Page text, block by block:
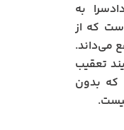
به
که از
می‌داند.
تعقیب
که بدون